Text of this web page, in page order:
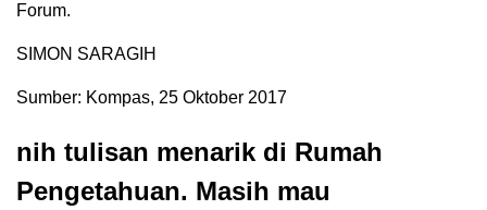
Forum.
SIMON SARAGIH
Sumber: Kompas, 25 Oktober 2017
nih tulisan menarik di Rumah
Pengetahuan. Masih mau